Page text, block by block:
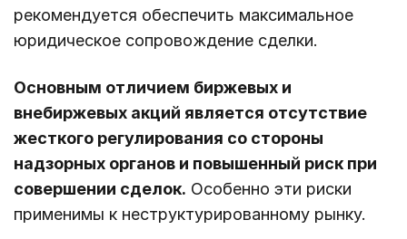
рекомендуется обеспечить максимальное
юридическое сопровождение сделки.
Основным отличием биржевых и
внебиржевых акций является отсутствие
жесткого регулирования со стороны
надзорных органов и повышенный риск при
совершении сделок. Особенно эти риски
применимы к неструктурированному рынку.